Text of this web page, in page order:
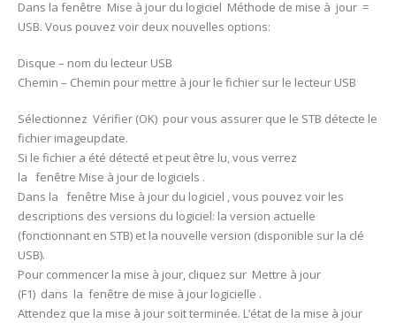
Dans la fenêtre Mise à jour du logiciel Méthode de mise à jour =
USB. Vous pouvez voir deux nouvelles options:
Disque – nom du lecteur USB
Chemin – Chemin pour mettre à jour le fichier sur le lecteur USB
Sélectionnez Vérifier (OK) pour vous assurer que le STB détecte le
fichier imageupdate.
Si le fichier a été détecté et peut être lu, vous verrez
la fenêtre Mise à jour de logiciels .
Dans la fenêtre Mise à jour du logiciel , vous pouvez voir les
descriptions des versions du logiciel: la version actuelle
(fonctionnant en STB) et la nouvelle version (disponible sur la clé
USB).
Pour commencer la mise à jour, cliquez sur Mettre à jour
(F1) dans la fenêtre de mise à jour logicielle .
Attendez que la mise à jour soit terminée. L’état de la mise à jour